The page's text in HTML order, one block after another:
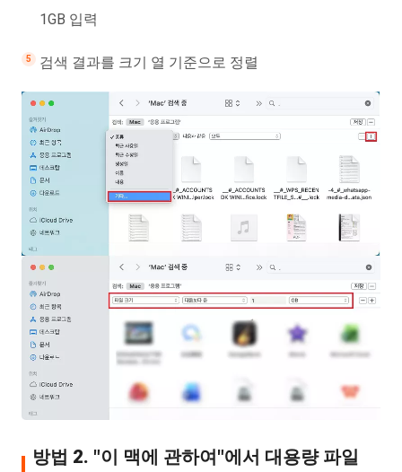
1GB 입력
검색 결과를 크기 열 기준으로 정렬
방법 2. "이 맥에 관하여"에서 대용량 파일